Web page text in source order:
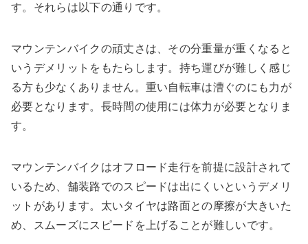
す。それらは以下の通りです。
マウンテンバイクの頑丈さは、その分重量が重くなると
いうデメリットをもたらします。持ち運びが難しく感じ
る方も少なくありません。重い自転車は漕ぐのにも力が
必要となります。長時間の使用には体力が必要となりま
す。
マウンテンバイクはオフロード走行を前提に設計されて
いるため、舗装路でのスピードは出にくいというデメリ
ットがあります。太いタイヤは路面との摩擦が大きいた
め、スムーズにスピードを上げることが難しいです。